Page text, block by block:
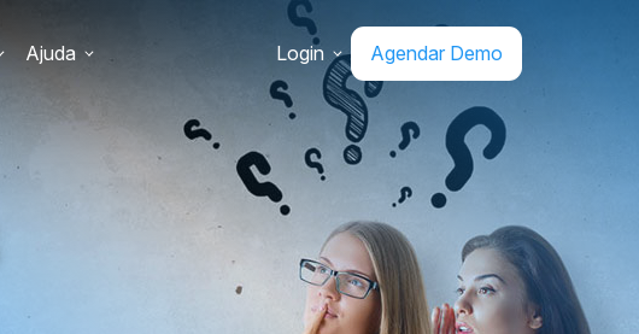
Ajuda Login Agendar Demo